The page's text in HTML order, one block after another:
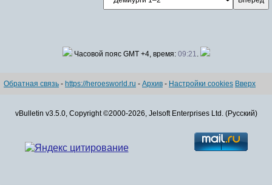
Часовой пояс GMT +4, время: 09:21.
Обратная связь - https://heroesworld.ru - Архив - Настройки cookies Вверх
vBulletin v3.5.0, Copyright ©2000-2026, Jelsoft Enterprises Ltd. (Русский)